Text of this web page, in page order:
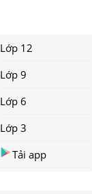
Lớp 12
Lớp 9
Lớp 6
Lớp 3
Tải app